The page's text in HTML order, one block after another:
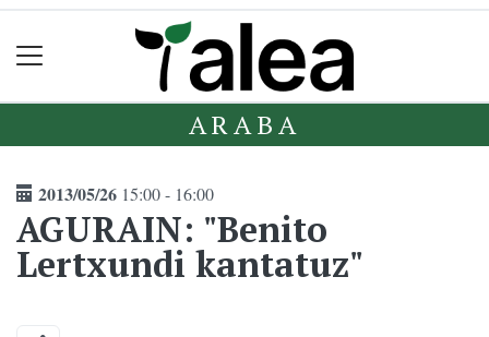
ARABA
2013/05/26 15:00 - 16:00
AGURAIN: "Benito
Lertxundi kantatuz"